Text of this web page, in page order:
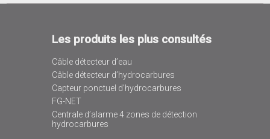
Les produits les plus consultés
Câble détecteur d’eau
Câble détecteur d’hydrocarbures
Capteur ponctuel d’hydrocarbures
FG-NET
Centrale d’alarme 4 zones de détection
hydrocarbures